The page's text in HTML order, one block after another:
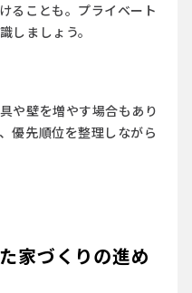
ることも。プライベート
しましょう。
や壁を増やす場合もあり
優先順位を整理しながら
家づくりの進め